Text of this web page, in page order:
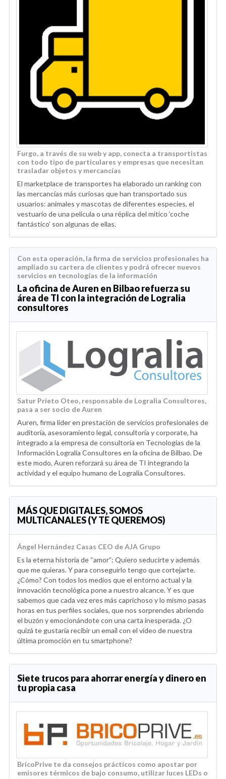
Furgo, a través de su web y app, conecta a transportistas
con todo tipo de particulares y empresas que necesitan
trasladar objetos y mercancías
El marketplace de transportes ha elaborado un ranking con
las mercancías más curiosas que han transportado sus
usuarios: animales y mascotas de diferentes especies, el
vestuario de una película o una réplica del mítico ‘coche
fantástico’ son algunas de ellas.
Con esta operación, la firma de servicios profesionales ha
ampliado su cartera de clientes y podrá ofrecer nuevos
servicios en tecnologías de la información
La oficina de Auren en Bilbao refuerza su
área de TI con la integración de Logralia
consultores
Satur Prieto Oteo, responsable de Logralia Consultores,
pasa a ser socio de Auren
Auren, firma líder en prestación de servicios profesionales de
auditoría, asesoramiento legal, consultoría y corporate, ha
integrado a la empresa de consultoría en Tecnologías de la
Información Logralia Consultores en la oficina de Bilbao. De
este modo, Auren reforzará su área de TI integrando la
actividad y el equipo humano de Logralia Consultores.
MÁS QUE DIGITALES, SOMOS
MULTICANALES (Y TE QUEREMOS)
Ángel Hernández Casas CEO de AJA Grupo
Es la eterna historia de “amor”: Quiero seducirte y además
que me quieras. Y para conseguirlo tengo que cortejarte.
¿Cómo? Con todos los medios que el entorno actual y la
innovación tecnológica pone a nuestro alcance. Y es que
sabemos que cada vez eres más caprichoso y lo mismo pasas
horas en tus perfiles sociales, que nos sorprendes abriendo
el buzón y emocionándote con una carta inesperada. ¿O
quizá te gustaría recibir un email con el vídeo de nuestra
última promoción en tu smartphone?
Siete trucos para ahorrar energía y dinero en
tu propia casa
BricoPrive te da consejos prácticos como apostar por
emisores térmicos de bajo consumo, utilizar luces LEDs o